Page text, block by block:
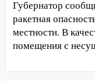
объявлена
10:00 В
51-летний
Губернатор
ракетная
местности. В
помещения с